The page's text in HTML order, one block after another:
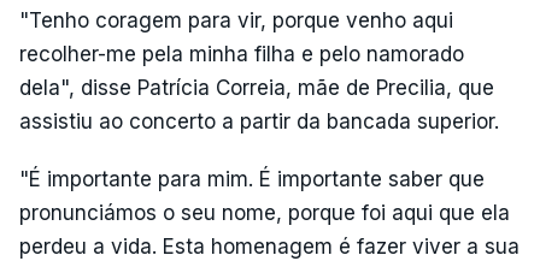
"Tenho coragem para vir, porque venho aqui
recolher-me pela minha filha e pelo namorado
dela", disse Patrícia Correia, mãe de Precilia, que
assistiu ao concerto a partir da bancada superior.
"É importante para mim. É importante saber que
pronunciámos o seu nome, porque foi aqui que ela
perdeu a vida. Esta homenagem é fazer viver a sua